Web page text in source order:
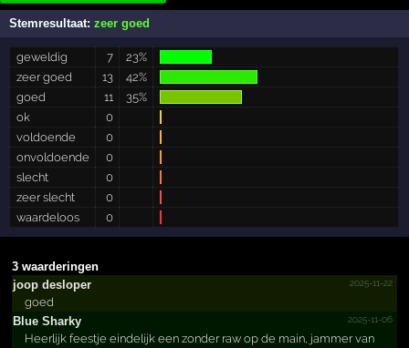
Stemresultaat:zeer goed
geweldig 7
23%
zeer goed
13
42%
goed
11
35%
ok
0
voldoende
0
onvoldoende
0
slecht
0
zeer slecht
0
waardeloos
0
3 waarderingen
joop desloper
2025-11-22
goed
Blue Sharky
2025-11-06
Heerlijk feestje eindelijk een zonder raw op de main, jammer van